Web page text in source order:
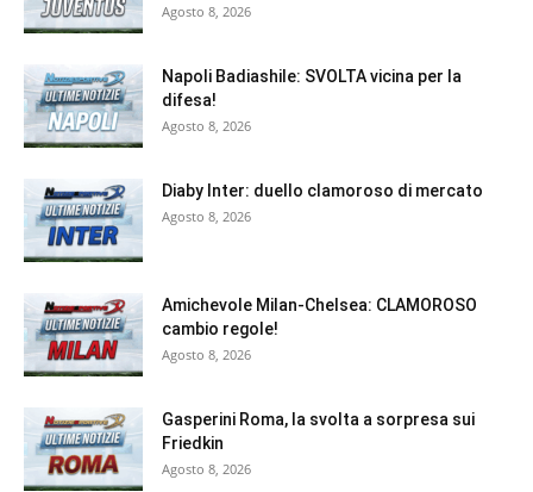
Agosto 8, 2026
Napoli Badiashile: SVOLTA vicina per la
difesa!
Agosto 8, 2026
Diaby Inter: duello clamoroso di mercato
Agosto 8, 2026
Amichevole Milan-Chelsea: CLAMOROSO
cambio regole!
Agosto 8, 2026
Gasperini Roma, la svolta a sorpresa sui
Friedkin
Agosto 8, 2026